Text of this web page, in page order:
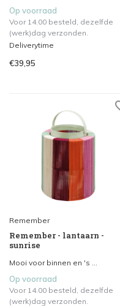
Op voorraad
Voor 14.00 besteld, dezelfde
(werk)dag verzonden.
Deliverytime
€39,95
Remember
Remember - lantaarn -
sunrise
Mooi voor binnen en 's ...
Op voorraad
Voor 14.00 besteld, dezelfde
(werk)dag verzonden.